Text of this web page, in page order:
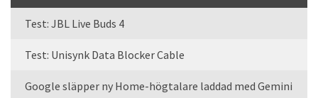
Test: JBL Live Buds 4
Test: Unisynk Data Blocker Cable
Google släpper ny Home-högtalare laddad med Gemini